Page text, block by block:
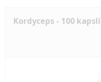
Kordyceps - 100 kapslí